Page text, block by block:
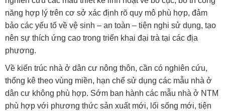
năng hợp lý trên cơ sở xác định rõ quy mô phù hợp, đảm
bảo các yếu tố về vệ sinh – an toàn – tiện nghi sử dụng, tạo
nên sự thích ứng cao trong triển khai đại trà tại các địa
phương.
Về kiến trúc nhà ở dân cư nông thôn, cần có nghiên cứu,
thống kê theo vùng miền, hạn chế sử dụng các mẫu nhà ở
dân cư không phù hợp. Sớm ban hành các mẫu nhà ở NTM
phù hợp với phương thức sản xuất mới, lối sống mới, tiện